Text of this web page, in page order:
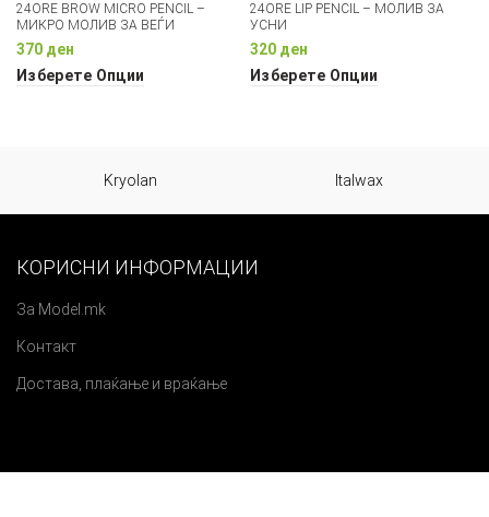
24ORE BROW MICRO PENCIL –
МИКРО МОЛИВ ЗА ВЕЃИ
370 ден
Изберете Опции
24ORE LIP PENCIL – МОЛИВ ЗА
УСНИ
320 ден
Изберете Опции
Kryolan Italwax
КОРИСНИ ИНФОРМАЦИИ
За Model.mk
Контакт
Достава, плаќање и враќање